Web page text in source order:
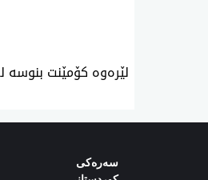
لێرەوە کۆمێنت
سەرەکی